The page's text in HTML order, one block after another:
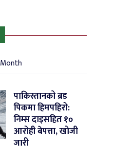
Month
पाकिस्तानको ब्रड
पिकमा हिमपहिरो:
निम्स दाइसहित १०
आरोही बेपत्ता, खोजी
जारी